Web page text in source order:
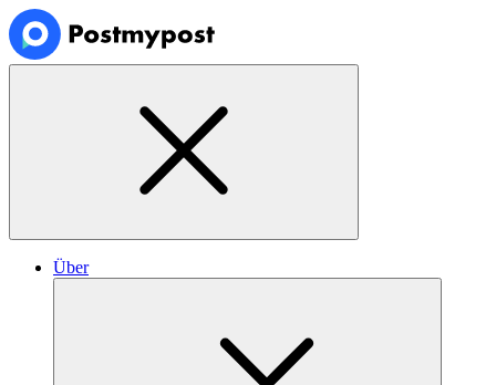
Über